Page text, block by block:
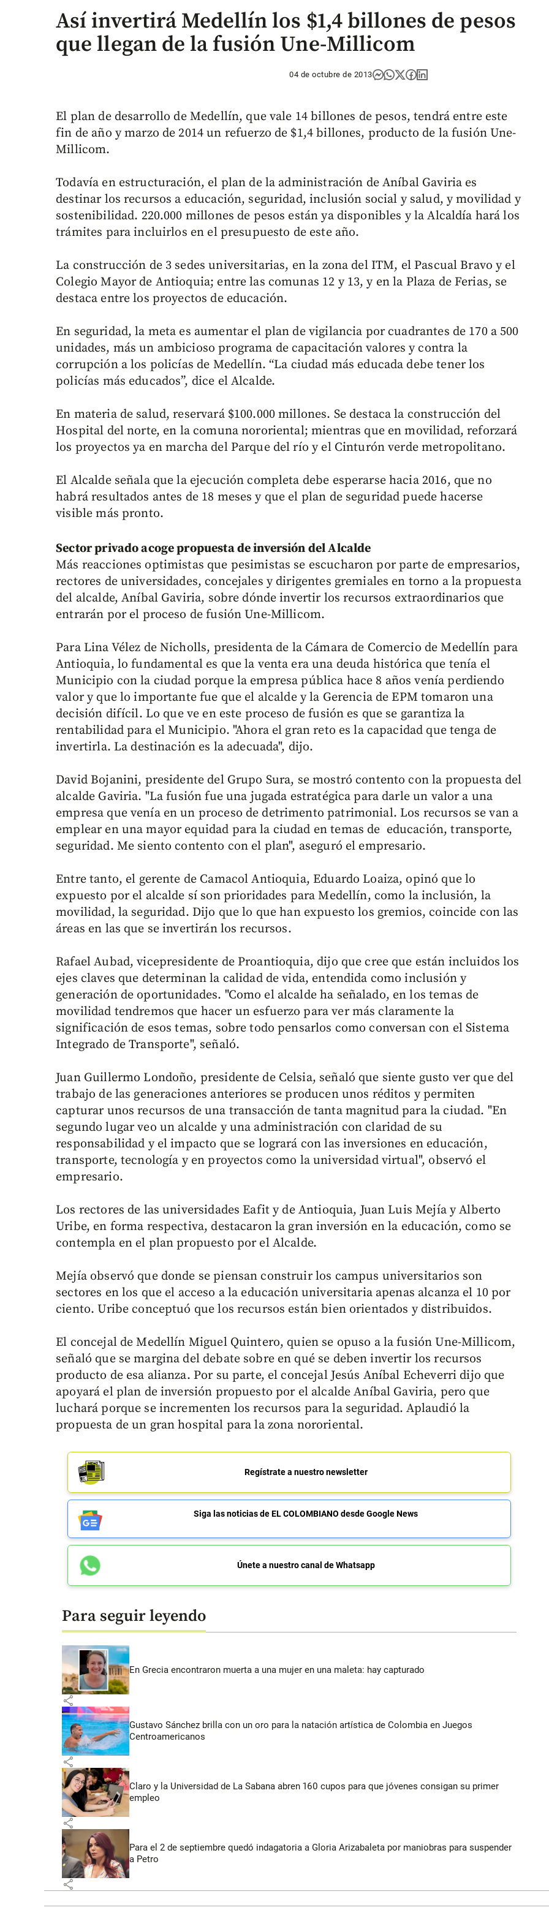
Así invertirá Medellín los $1,4 billones de pesos
que llegan de la fusión Une-Millicom
04 de octubre de 2013
El plan de desarrollo de Medellín, que vale 14 billones de pesos, tendrá entre este
fin de año y marzo de 2014 un refuerzo de $1,4 billones, producto de la fusión Une-
Millicom.
Todavía en estructuración, el plan de la administración de Aníbal Gaviria es
destinar los recursos a educación, seguridad, inclusión social y salud, y movilidad y
sostenibilidad. 220.000 millones de pesos están ya disponibles y la Alcaldía hará los
trámites para incluirlos en el presupuesto de este año.
La construcción de 3 sedes universitarias, en la zona del ITM, el Pascual Bravo y el
Colegio Mayor de Antioquia; entre las comunas 12 y 13, y en la Plaza de Ferias, se
destaca entre los proyectos de educación.
En seguridad, la meta es aumentar el plan de vigilancia por cuadrantes de 170 a 500
unidades, más un ambicioso programa de capacitación valores y contra la
corrupción a los policías de Medellín. “La ciudad más educada debe tener los
policías más educados”, dice el Alcalde.
En materia de salud, reservará $100.000 millones. Se destaca la construcción del
Hospital del norte, en la comuna nororiental; mientras que en movilidad, reforzará
los proyectos ya en marcha del Parque del río y el Cinturón verde metropolitano.
El Alcalde señala que la ejecución completa debe esperarse hacia 2016, que no
habrá resultados antes de 18 meses y que el plan de seguridad puede hacerse
visible más pronto.
Sector privado acoge propuesta de inversión del Alcalde
Más reacciones optimistas que pesimistas se escucharon por parte de empresarios,
rectores de universidades, concejales y dirigentes gremiales en torno a la propuesta
del alcalde, Aníbal Gaviria, sobre dónde invertir los recursos extraordinarios que
entrarán por el proceso de fusión Une-Millicom.
Para Lina Vélez de Nicholls, presidenta de la Cámara de Comercio de Medellín para
Antioquia, lo fundamental es que la venta era una deuda histórica que tenía el
Municipio con la ciudad porque la empresa pública hace 8 años venía perdiendo
valor y que lo importante fue que el alcalde y la Gerencia de EPM tomaron una
decisión difícil. Lo que ve en este proceso de fusión es que se garantiza la
rentabilidad para el Municipio. "Ahora el gran reto es la capacidad que tenga de
invertirla. La destinación es la adecuada", dijo.
David Bojanini, presidente del Grupo Sura, se mostró contento con la propuesta del
alcalde Gaviria. "La fusión fue una jugada estratégica para darle un valor a una
empresa que venía en un proceso de detrimento patrimonial. Los recursos se van a
emplear en una mayor equidad para la ciudad en temas de educación, transporte,
seguridad. Me siento contento con el plan", aseguró el empresario.
Entre tanto, el gerente de Camacol Antioquia, Eduardo Loaiza, opinó que lo
expuesto por el alcalde sí son prioridades para Medellín, como la inclusión, la
movilidad, la seguridad. Dijo que lo que han expuesto los gremios, coincide con las
áreas en las que se invertirán los recursos.
Rafael Aubad, vicepresidente de Proantioquia, dijo que cree que están incluidos los
ejes claves que determinan la calidad de vida, entendida como inclusión y
generación de oportunidades. "Como el alcalde ha señalado, en los temas de
movilidad tendremos que hacer un esfuerzo para ver más claramente la
significación de esos temas, sobre todo pensarlos como conversan con el Sistema
Integrado de Transporte", señaló.
Juan Guillermo Londoño, presidente de Celsia, señaló que siente gusto ver que del
trabajo de las generaciones anteriores se producen unos réditos y permiten
capturar unos recursos de una transacción de tanta magnitud para la ciudad. "En
segundo lugar veo un alcalde y una administración con claridad de su
responsabilidad y el impacto que se logrará con las inversiones en educación,
transporte, tecnología y en proyectos como la universidad virtual", observó el
empresario.
Los rectores de las universidades Eafit y de Antioquia, Juan Luis Mejía y Alberto
Uribe, en forma respectiva, destacaron la gran inversión en la educación, como se
contempla en el plan propuesto por el Alcalde.
Mejía observó que donde se piensan construir los campus universitarios son
sectores en los que el acceso a la educación universitaria apenas alcanza el 10 por
ciento. Uribe conceptuó que los recursos están bien orientados y distribuidos.
El concejal de Medellín Miguel Quintero, quien se opuso a la fusión Une-Millicom,
señaló que se margina del debate sobre en qué se deben invertir los recursos
producto de esa alianza. Por su parte, el concejal Jesús Aníbal Echeverri dijo que
apoyará el plan de inversión propuesto por el alcalde Aníbal Gaviria, pero que
luchará porque se incrementen los recursos para la seguridad. Aplaudió la
propuesta de un gran hospital para la zona nororiental.
Regístrate a nuestro newsletter
Siga las noticias de EL COLOMBIANO desde Google News
Únete a nuestro canal de Whatsapp
Para seguir leyendo
En Grecia encontraron muerta a una mujer en una maleta: hay capturado
share
Gustavo Sánchez brilla con un oro para la natación artística de Colombia en Juegos
Centroamericanos
share
Claro y la Universidad de La Sabana abren 160 cupos para que jóvenes consigan su primer
empleo
share
Para el 2 de septiembre quedó indagatoria a Gloria Arizabaleta por maniobras para suspender
a Petro
share